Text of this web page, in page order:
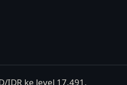
IDR ke level 17.491,